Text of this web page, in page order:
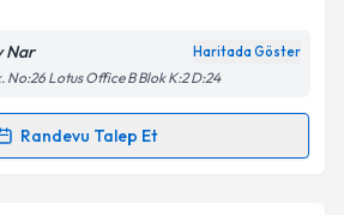
işlenmesine ilişkin
ve kişisel verilerimin belirtilen
Nar Haritada Göster
No:26 Lotus Office B Blok K:2 D:24
Randevu Talep Et
Talebi